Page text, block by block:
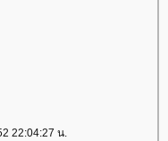
22:04:27 น.